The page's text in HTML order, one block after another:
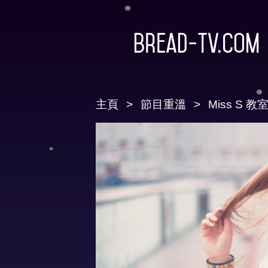
Bread-TV.com
主頁 節目重溫 Miss S 教室